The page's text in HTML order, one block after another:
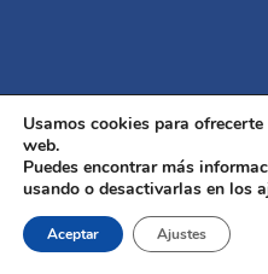
Usamos cookies para
web.
Puedes encontrar más
usando o desactivarlas en los
Aceptar Ajustes